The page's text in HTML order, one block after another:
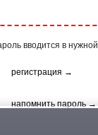
вводится в
регистрация →
напомнить пароль →